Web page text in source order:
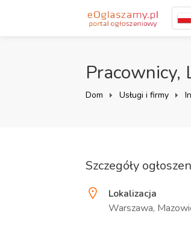
Pracownicy,
Dom Usługi i firmy
Szczegóły
Lokalizacja
Warszawa,